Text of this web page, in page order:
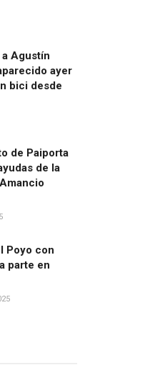
a Agustín
ayer
bici desde
de Paiporta
de la
Poyo con
parte en